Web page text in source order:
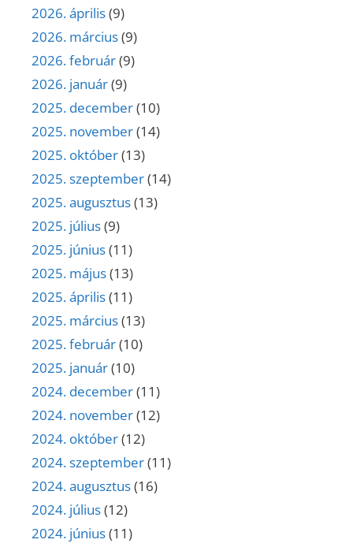
2026. április(9)
2026. március(9)
2026. február(9)
2026. január(9)
2025. december(10)
2025. november(14)
2025. október(13)
2025. szeptember(14)
2025. augusztus(13)
2025. július(9)
2025. június(11)
2025. május(13)
2025. április(11)
2025. március(13)
2025. február(10)
2025. január(10)
2024. december(11)
2024. november(12)
2024. október(12)
2024. szeptember(11)
2024. augusztus(16)
2024. július(12)
2024. június(11)